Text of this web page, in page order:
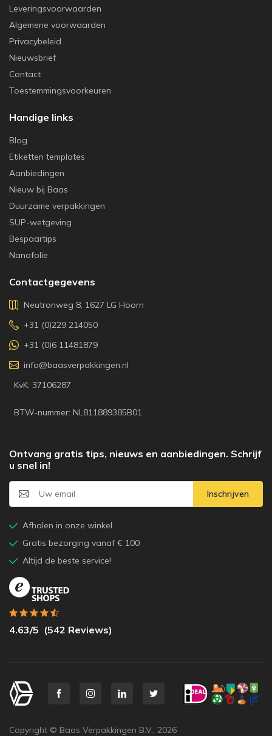
Leveringsvoorwaarden
Algemene voorwaarden
Privacybeleid
Nieuwsbrief
Contact
Toestemmingsvoorkeuren
Handige links
Blog
Etiketten templates
Aanbiedingen
Nieuw bij Baas
Duurzame verpakkingen
SUP-wetgeving
Bespaartips
Nanofolie
Contactgegevens
Neutronweg 8, 1627 LG Hoorn
+31 (0)229 214050
+31 (0)6 11481879
info@baasverpakkingen.nl
KvK: 37106287
BTW-nummer: NL811889385B01
Ontvang gratis tips, nieuws en aanbiedingen. Schrijf
u snel in!
Inschrijven
Afhalen in onze winkel
Gratis bezorging vanaf € 100
Altijd de beste service!
4.63/5 (542 Reviews)
Copyright © Baas Verpakkingen B.V., 2026